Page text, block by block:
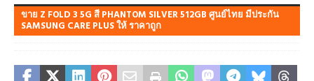
ขาย Z FOLD 3 5G สี PHANTOM SILVER 512GB ศูนย์ไทย มีประกัน
SAMSUNG CARE PLUS ให้ ราคาถูก